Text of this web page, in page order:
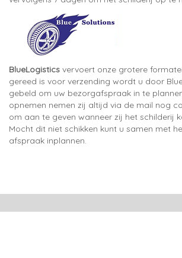
BlueLogistics vervoert onze grotere
gereed is voor verzending wordt u door
gebeld om uw bezorgafspraak in te
opnemen nemen zij altijd via de mail nog
om aan te geven wanneer zij het schilderij
Mocht dit niet schikken kunt u samen met
afspraak inplannen.